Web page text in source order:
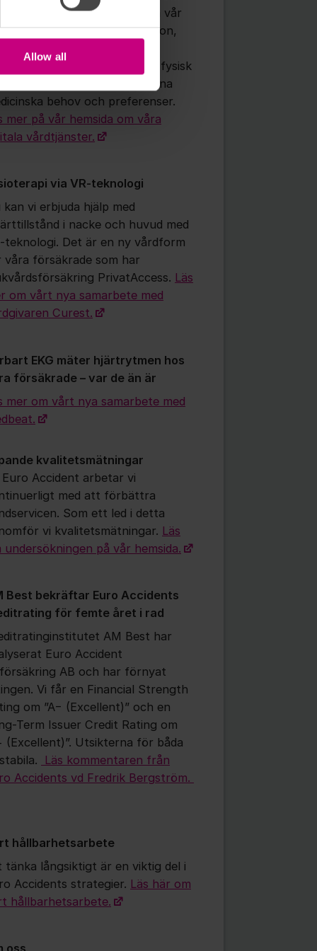
Allow all
som försäkrad söker vård via vår
eller kontaktar oss via telefon,
passar för digital eller fysisk
Vi guidar dig rätt utifrån dina
behov och preferenser.
mer på vår hemsida om våra
vårdtjänster.
via VR-teknologi
kan vi erbjuda hjälp med
i nacke och huvud med
teknologi. Det är en ny vårdform
våra försäkrade som har
PrivatAccess. Läs
om vårt nya samarbete med
Curest.
EKG mäter hjärtrytmen hos
försäkrade – var de än är
mer om vårt nya samarbete med
kvalitetsmätningar
Euro Accident arbetar vi
med att förbättra
Som ett led i detta
vi kvalitetsmätningar. Läs
undersökningen på vår hemsida.
Best bekräftar Euro Accidents
för femte året i rad
AM Best har
Euro Accident
AB och har förnyat
Vi får en Financial Strength
om ”A− (Excellent)” och en
Term Issuer Credit Rating om
(Excellent)”. Utsikterna för båda
Läs kommentaren från
Accidents vd Fredrik Bergström.
hållbarhetsarbete
tänka långsiktigt är en viktig del i
Accidents strategier. Läs här om
hållbarhetsarbete.